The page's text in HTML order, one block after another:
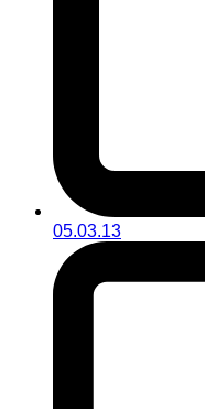
05.03.13